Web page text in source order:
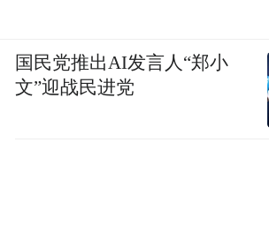
国民党推出AI发言人“郑小
文”迎战民进党